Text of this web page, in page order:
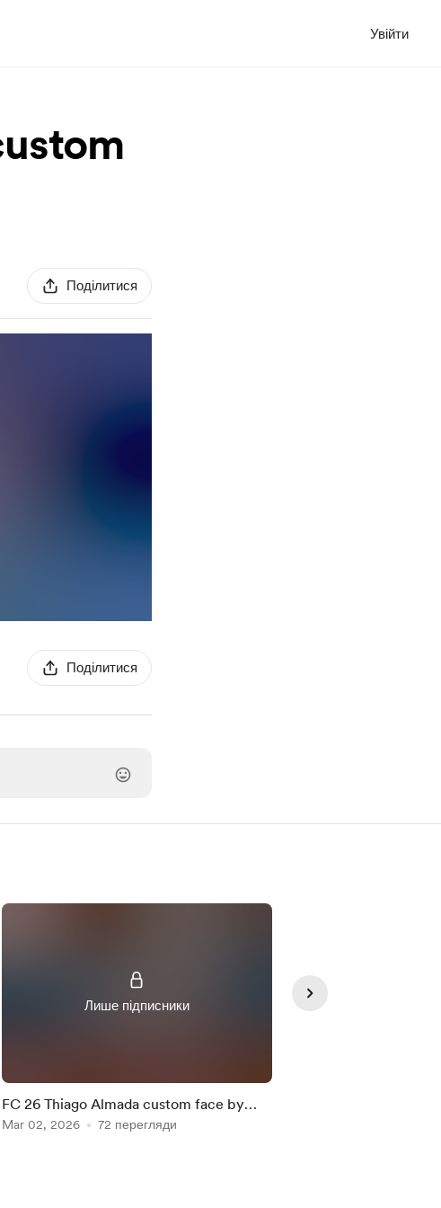
Увійти
Поділитися
Поділитися
Лише підписники
FC 26 Thiago Almada custom face by
Houss3m
Mar 02, 2026 72 перегляди